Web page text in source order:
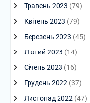
Травень 2023 (79)
Квітень 2023 (79)
Березень 2023 (45)
Лютий 2023 (14)
Січень 2023 (16)
Грудень 2022(37)
Листопад 2022(47)